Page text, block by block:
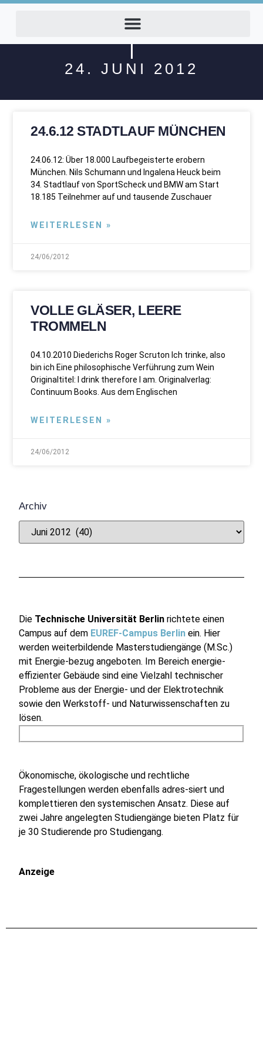
24. JUNI 2012
24.6.12 STADTLAUF MÜNCHEN
24.06.12: Über 18.000 Laufbegeisterte erobern
München. Nils Schumann und Ingalena Heuck beim
34. Stadtlauf von SportScheck und BMW am Start
18.185 Teilnehmer auf und tausende Zuschauer
WEITERLESEN »
24/06/2012
VOLLE GLÄSER, LEERE
TROMMELN
04.10.2010 Diederichs Roger Scruton Ich trinke, also
bin ich Eine philosophische Verführung zum Wein
Originaltitel: I drink therefore I am. Originalverlag:
Continuum Books. Aus dem Englischen
WEITERLESEN »
24/06/2012
Archiv
Die Technische Universität Berlin richtete einen
Campus auf dem EUREF-Campus Berlin ein. Hier
werden weiterbildende Masterstudiengänge (M.Sc.)
mit Energie-bezug angeboten. Im Bereich energie-
effizienter Gebäude sind eine Vielzahl technischer
Probleme aus der Energie- und der Elektrotechnik
sowie den Werkstoff- und Naturwissenschaften zu
lösen.
Ökonomische, ökologische und rechtliche
Fragestellungen werden ebenfalls adres-siert und
komplettieren den systemischen Ansatz. Diese auf
zwei Jahre angelegten Studiengänge bieten Platz für
je 30 Studierende pro Studiengang.
Anzeige